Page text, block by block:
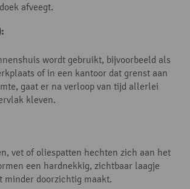
afveegt.
wordt gebruikt, bijvoorbeeld als
of in een kantoor dat grenst aan
gaat er na verloop van tijd allerlei
kleven.
vet of oliespatten hechten zich aan het
een hardnekkig, zichtbaar laagje
minder doorzichtig maakt.